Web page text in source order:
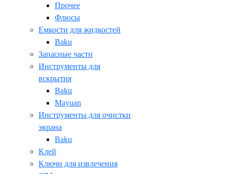
Прочее
Флюсы
Емкости для жидкостей
Baku
Запасные части
Инструменты для
вскрытия
Baku
Mayuan
Инструменты для очистки
экрана
Baku
Клей
Ключи для извлечения